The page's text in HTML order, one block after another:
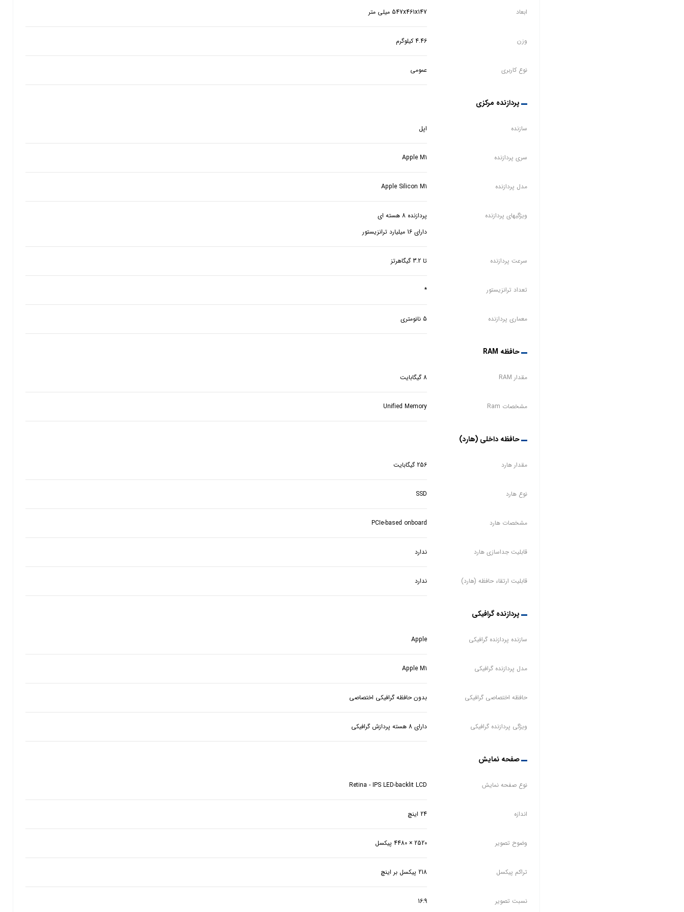
ابعاد 547x461x147 میلی‌ متر
وزن 4.46 کیلوگرم
نوع کاربری عمومی
پردازنده مرکزی
سازنده اپل
سری پردازنده Apple M1
مدل پردازنده Apple Silicon M1
ویژگیهای پردازنده
دارای 16 میلیارد ترانزیستور
سرعت پردازنده تا 3.2 گیگاهرتز
تعداد ترانزیستور *
معماری پردازنده 5 نانومتری
حافظه RAM
مقدار RAM 8 گیگابایت
مشخصات Ram Unified Memory
حافظه داخلی (هارد)
مقدار هارد 256 گیگابایت
نوع هارد SSD
مشخصات هارد PCIe-based onboard
قابلیت جداسازی هارد ندارد
قابلیت ارتقاء حافظه (هارد) ندارد
پردازنده گرافیکی
سازنده پردازنده گرافیکی Apple
مدل پردازنده گرافیکی Apple M1
حافظه اختصاصی گرافیکی بدون حافظه گرافیکی اختصاصی
ویژگی پردازنده گرافیکی دارای 8 هسته پردازش گرافیکی
صفحه نمایش
نوع صفحه نمایش Retina - IPS LED-backlit LCD
اندازه 24 اینچ
وضوح تصویر 2520 × 4480 پیکسل
تراکم پیکسل 218 پیکسل بر اینچ
نسبت تصویر 16:9